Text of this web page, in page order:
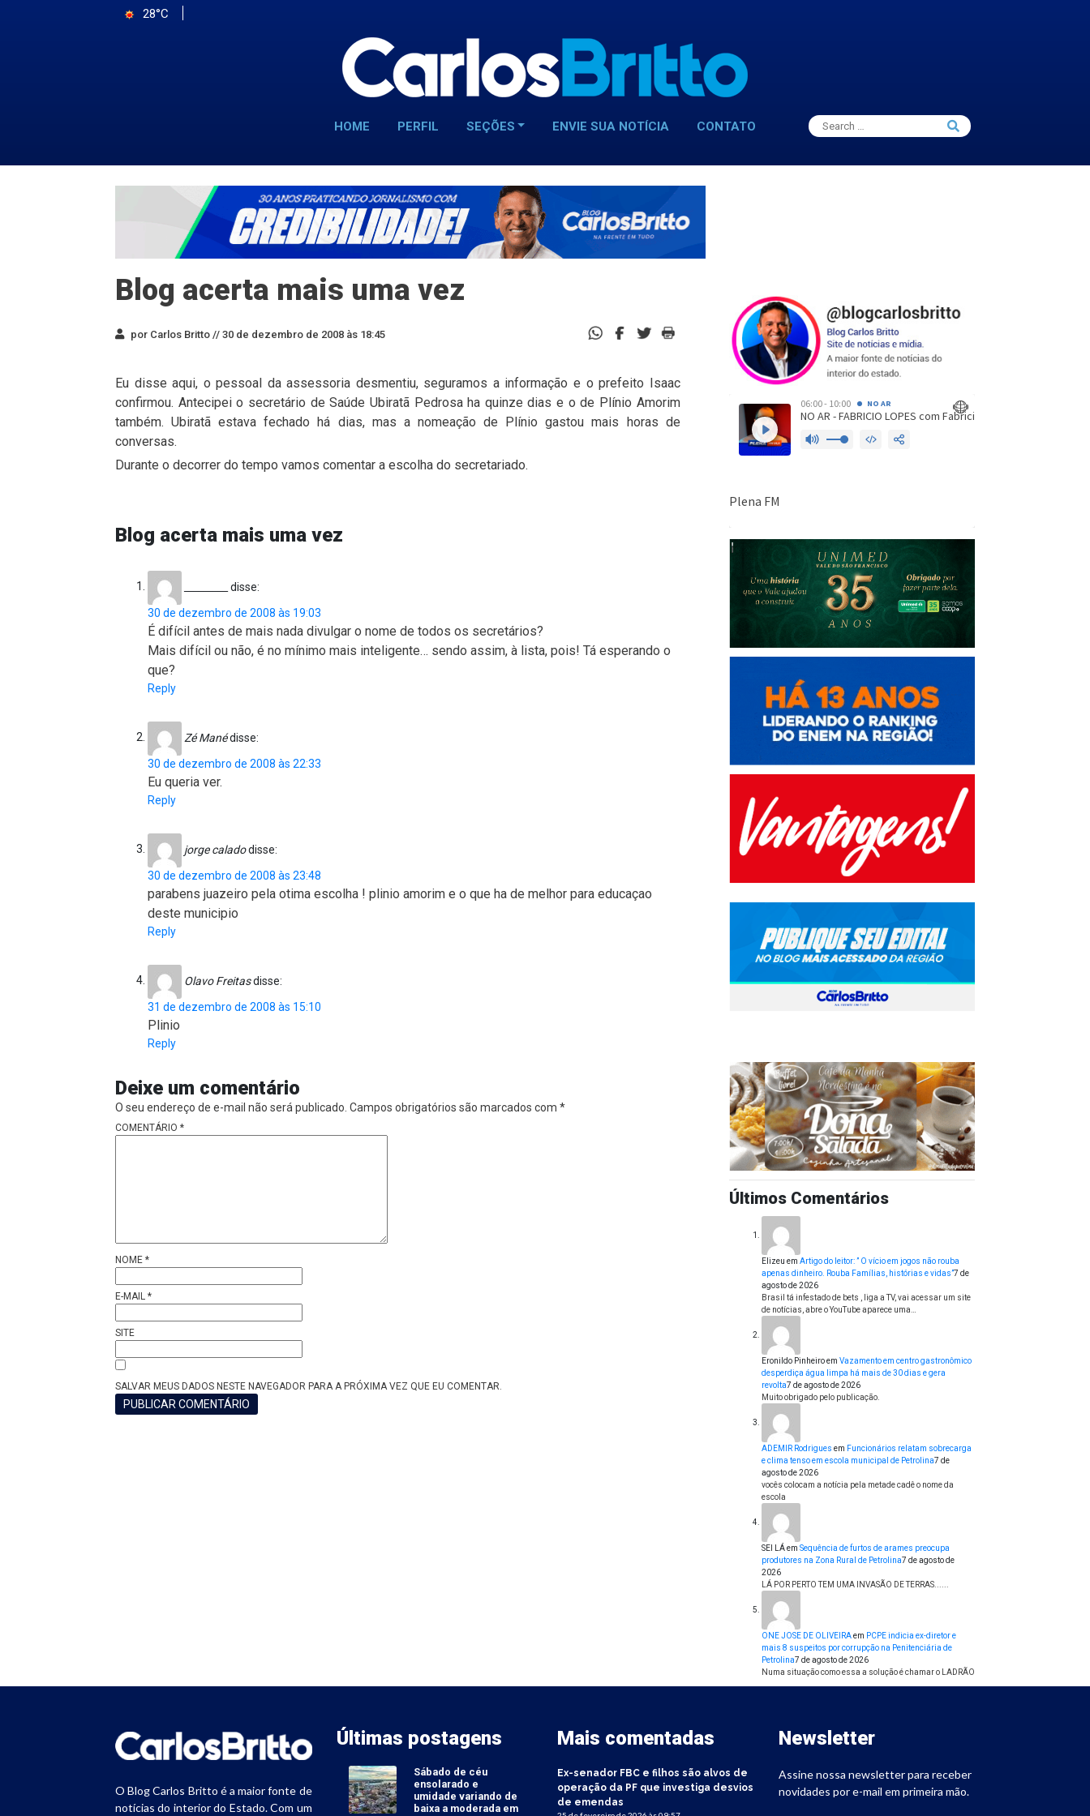
28°C
HOME PERFIL SEÇÕES ENVIE SUA NOTÍCIA CONTATO
Search
for:
Search
Blog acerta mais uma vez
por Carlos Britto // 30 de dezembro de 2008 às 18:45
Eu disse aqui, o pessoal da assessoria desmentiu, seguramos a informação e o prefeito Isaac
confirmou. Antecipei o secretário de Saúde Ubiratã Pedrosa ha quinze dias e o de Plínio Amorim
também. Ubiratã estava fechado há dias, mas a nomeação de Plínio gastou mais horas de
conversas.
Durante o decorrer do tempo vamos comentar a escolha do secretariado.
Blog acerta mais uma vez
disse:
30 de dezembro de 2008 às 19:03
É difícil antes de mais nada divulgar o nome de todos os secretários?
Mais difícil ou não, é no mínimo mais inteligente… sendo assim, à lista, pois! Tá esperando o
que?
Reply
Zé Manédisse:
30 de dezembro de 2008 às 22:33
Eu queria ver.
Reply
jorge caladodisse:
30 de dezembro de 2008 às 23:48
parabens juazeiro pela otima escolha ! plinio amorim e o que ha de melhor para educaçao
deste municipio
Reply
Olavo Freitasdisse:
31 de dezembro de 2008 às 15:10
Plinio
Reply
Deixe um comentário
O seu endereço de e-mail não será publicado. Campos obrigatórios são marcados com *
COMENTÁRIO *
NOME *
E-MAIL *
SITE
SALVAR MEUS DADOS NESTE NAVEGADOR PARA A PRÓXIMA VEZ QUE EU COMENTAR.
Últimos Comentários
Elizeu em Artigo do leitor: ” O vício em jogos não rouba
apenas dinheiro. Rouba Famílias, histórias e vidas”7 de
agosto de 2026
Brasil tá infestado de bets , liga a TV, vai acessar um site
de notícias, abre o YouTube aparece uma…
Eronildo Pinheiroem Vazamento em centro gastronômico
desperdiça água limpa há mais de 30 dias e gera
revolta7 de agosto de 2026
Muito obrigado pelo publicação.
ADEMIR Rodrigues em Funcionários relatam sobrecarga
e clima tenso em escola municipal de Petrolina7 de
agosto de 2026
vocês colocam a notícia pela metade cadê o nome da
escola
SEI LÁem Sequência de furtos de arames preocupa
produtores na Zona Rural de Petrolina7 de agosto de
2026
LÁ POR PERTO TEM UMA INVASÃO DE TERRAS......
ONE JOSE DE OLIVEIRAem PCPE indicia ex-diretor e
mais 8 suspeitos por corrupção na Penitenciária de
Petrolina7 de agosto de 2026
Numa situação como essa a solução é chamar o LADRÃO
O Blog Carlos Britto é a maior fonte de
notícias do interior do Estado. Com um
Últimas postagens
Sábado de céu
ensolarado e
umidade variando de
baixa a moderada em
Mais comentadas
Ex-senador FBC e filhos são alvos de
operação da PF que investiga desvios
de emendas
Newsletter
Assine nossa newsletter para receber
novidades por e-mail em primeira mão.